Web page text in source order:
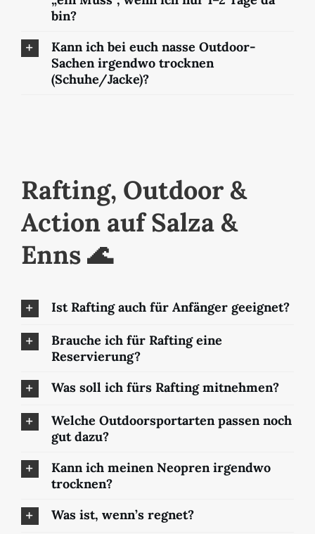
bin?
Kann ich bei euch nasse Outdoor-
Sachen irgendwo trocknen
(Schuhe/Jacke)?
Rafting, Outdoor &
Action auf Salza &
Enns 🌊
Ist Rafting auch für Anfänger geeignet?
Brauche ich für Rafting eine
Reservierung?
Was soll ich fürs Rafting mitnehmen?
Welche Outdoorsportarten passen noch
gut dazu?
Kann ich meinen Neopren irgendwo
trocknen?
Was ist, wenn’s regnet?